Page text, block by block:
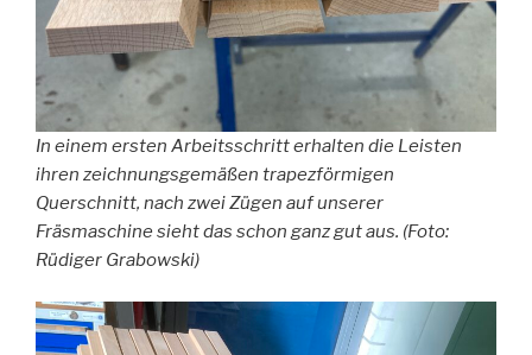
In einem ersten Arbeitsschritt erhalten die Leisten
ihren zeichnungsgemäßen trapezförmigen
Querschnitt, nach zwei Zügen auf unserer
Fräsmaschine sieht das schon ganz gut aus. (Foto:
Rüdiger Grabowski)